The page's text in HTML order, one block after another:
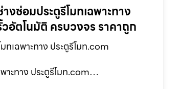
ซ่อมประตูรีโมทเฉพาะทาง
อัตโนมัติ ครบวงจร ราคาถูก
เฉพาะทาง ประตูรีโมท.com
าะทาง ประตูรีโมท.com…